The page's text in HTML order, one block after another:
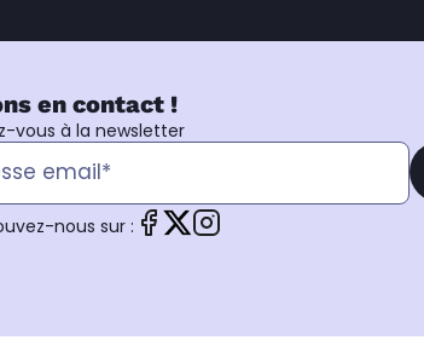
en contact !
vous à la newsletter
nous sur :